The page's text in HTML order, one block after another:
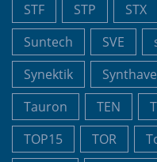
STF
STP STX
Suntech
SVE
Synektik
Tauron
TEN
TOP15
TOR